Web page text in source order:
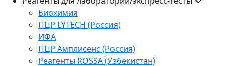
Биохимия
ПЦР LYTECH (Россия)
ИФА
ПЦР Амплисенс (Россия)
Реагенты ROSSA (Узбекистан)